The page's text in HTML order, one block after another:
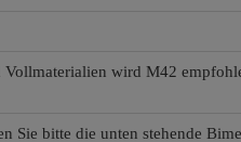
wird M42
Sie bitte die unten stehende